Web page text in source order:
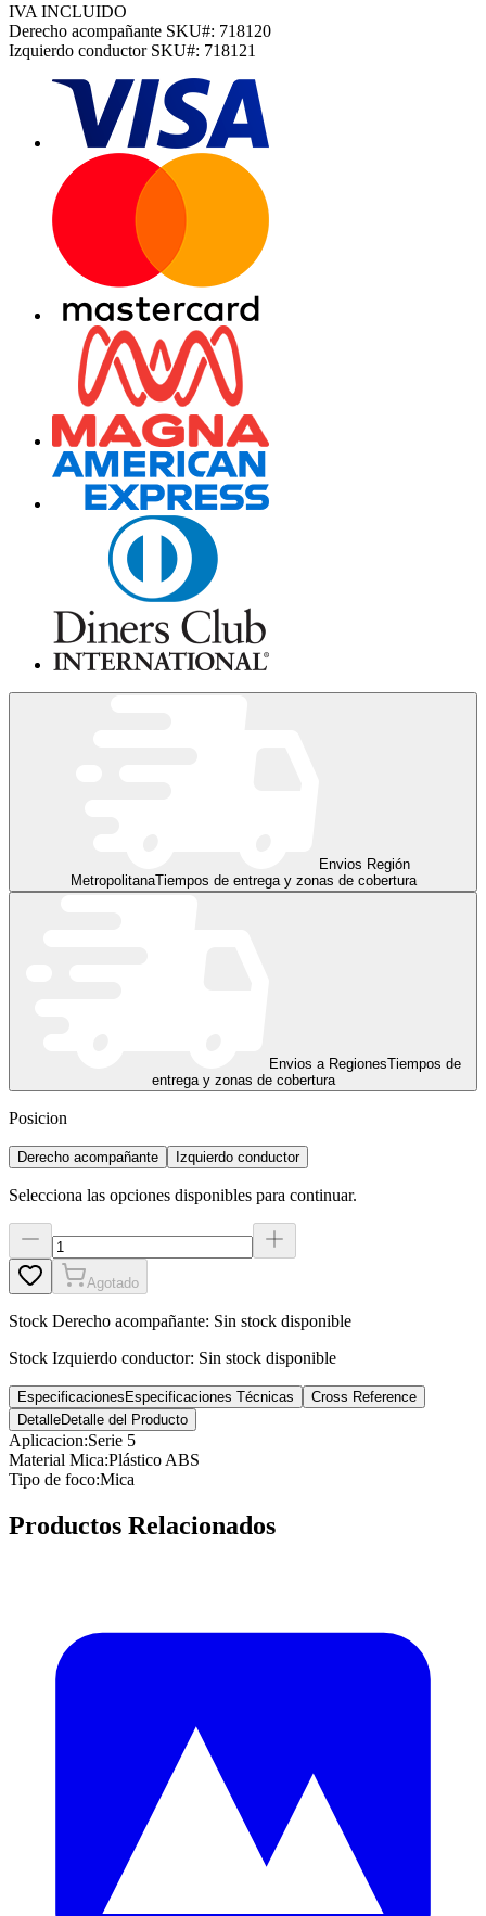
IVA INCLUIDO
Derecho acompañante SKU#: 718120
Izquierdo conductor SKU#: 718121
Envios Región
MetropolitanaTiempos de entrega y zonas de cobertura
Envios a RegionesTiempos de
entrega y zonas de cobertura
Posicion
Derecho acompañante Izquierdo conductor
Selecciona las opciones disponibles para continuar.
Agotado
Stock Derecho acompañante: Sin stock disponible
Stock Izquierdo conductor: Sin stock disponible
Especificaciones Especificaciones Técnicas
Cross Reference
DetalleDetalle del Producto
Aplicacion:Serie 5
Material Mica:Plástico ABS
Tipo de foco:Mica
Productos Relacionados